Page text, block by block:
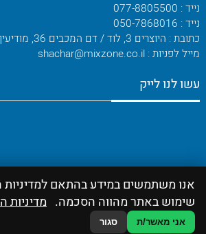
נייד : 077-8805500
נייד : 050-7868016
כתובת : היוצרים 3, לוד / דם המכבים 36, מודיעין
מייל לפניות : shachar@mixzone.co.il
עשו לנו לייק
אנו משתמשים במידע בהתאם
שימוש באתר מהווה הסכמה. מדיניות
אני מאשר/ת סגור